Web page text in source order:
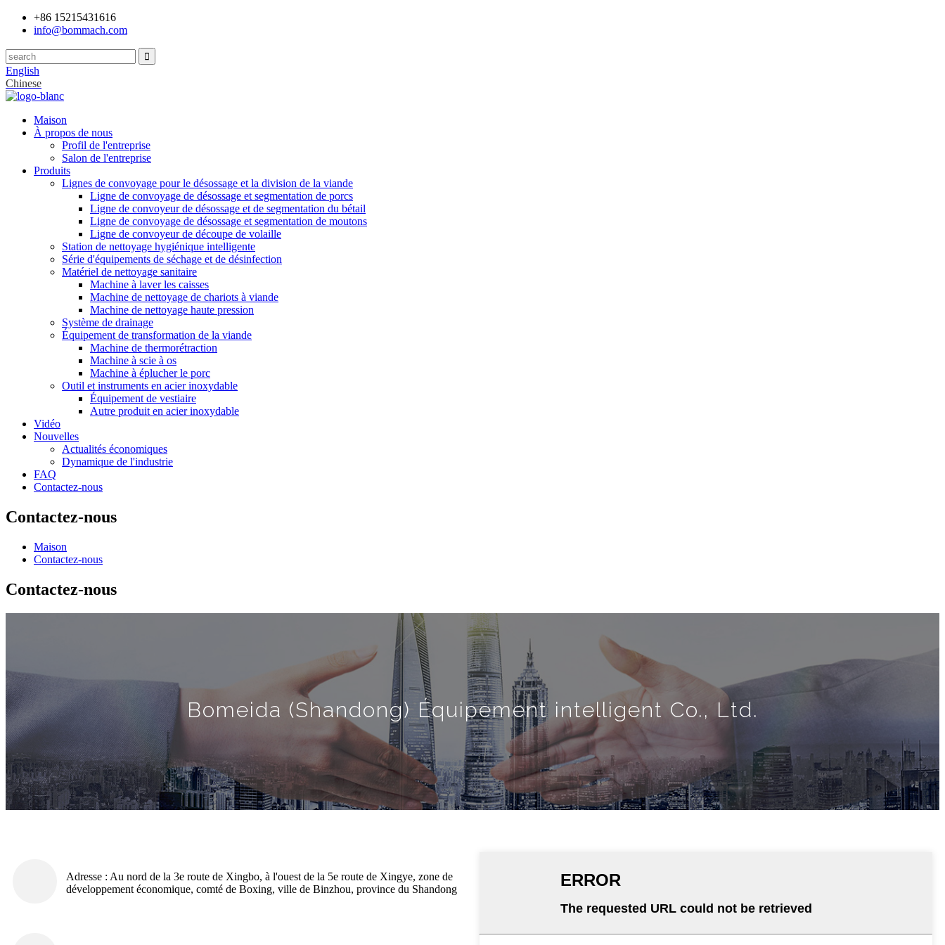
+86 15215431616
info@bommach.com
English
Chinese
Maison
À propos de nous
Profil de l'entreprise
Salon de l'entreprise
Produits
Lignes de convoyage pour le désossage et la division de la viande
Ligne de convoyage de désossage et segmentation de porcs
Ligne de convoyeur de désossage et de segmentation du bétail
Ligne de convoyage de désossage et segmentation de moutons
Ligne de convoyeur de découpe de volaille
Station de nettoyage hygiénique intelligente
Série d'équipements de séchage et de désinfection
Matériel de nettoyage sanitaire
Machine à laver les caisses
Machine de nettoyage de chariots à viande
Machine de nettoyage haute pression
Système de drainage
Équipement de transformation de la viande
Machine de thermorétraction
Machine à scie à os
Machine à éplucher le porc
Outil et instruments en acier inoxydable
Équipement de vestiaire
Autre produit en acier inoxydable
Vidéo
Nouvelles
Actualités économiques
Dynamique de l'industrie
FAQ
Contactez-nous
Contactez-nous
Maison
Contactez-nous
Contactez-nous
Bomeida (Shandong) Équipement intelligent Co., Ltd.
Adresse : Au nord de la 3e route de Xingbo, à l'ouest de la 5e route de Xingye, zone de
développement économique, comté de Boxing, ville de Binzhou, province du Shandong